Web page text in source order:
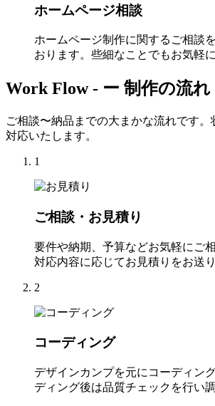
ホームページ相談
ホームページ制作に関するご相談
おります。些細なことでもお気軽
Work Flow - ー 制作の流れ
ご相談〜納品までの大まかな流れです。
対応いたします。
1
ご相談・お見積り
要件や納期、予算などお気軽にご
対応内容に応じてお見積りをお送
2
コーディング
デザインカンプを元にコーディン
ディング後は品質チェックを行い